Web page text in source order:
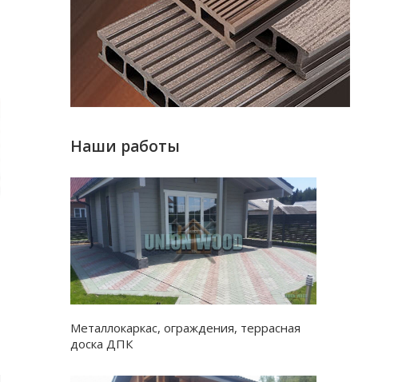
Наши работы
Металлокаркас, ограждения, террасная
доска ДПК